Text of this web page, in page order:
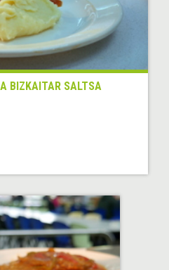
BIZKAITAR SALTSA